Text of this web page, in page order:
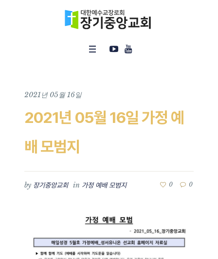
2021년 05월 16일
2021년 05월 16일 가정 예
배 모범지
by 장기중앙교회 in 가정 예배 모범지 0 0